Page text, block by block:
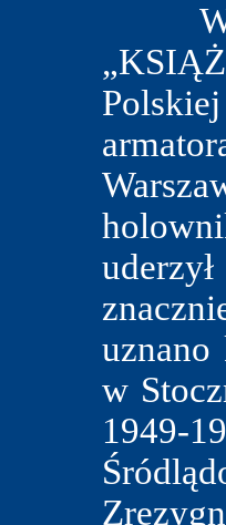
W
uznano
w
1949-